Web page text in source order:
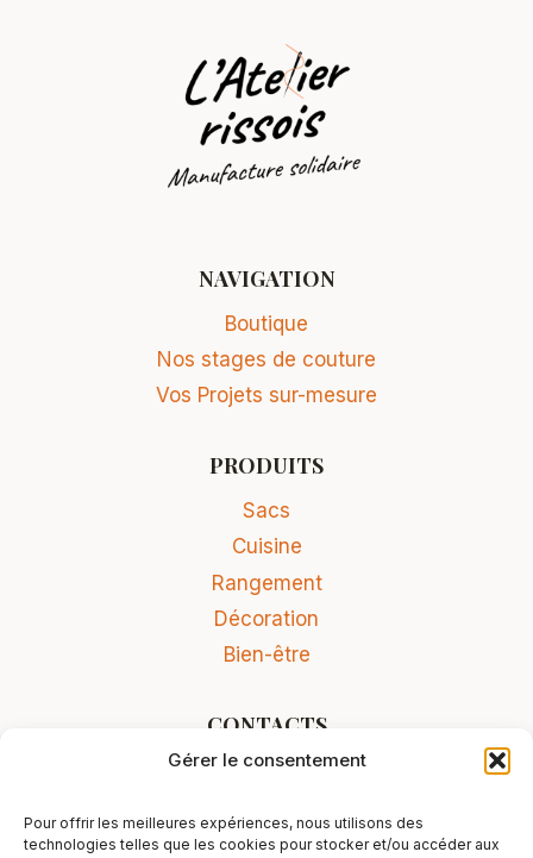
Gérer le consentement
Pour offrir les meilleures expériences, nous utilisons des
technologies telles que les cookies pour stocker et/ou accéder aux
NAVIGATION
Boutique
Nos stages de couture
Vos Projets sur-mesure
PRODUITS
Sacs
Cuisine
Rangement
Décoration
Bien-être
CONTACTS
Contact
Mentions légales